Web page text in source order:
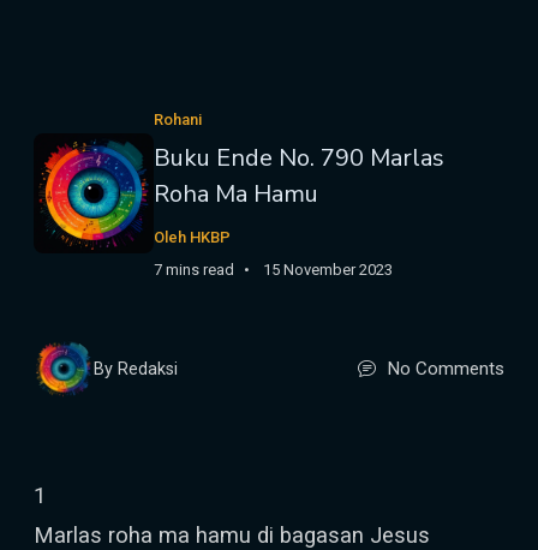
Rohani
Buku Ende No. 790 Marlas
Roha Ma Hamu
Oleh HKBP
7 mins read
15 November 2023
By Redaksi No Comments
1
Marlas roha ma hamu di bagasan Jesus